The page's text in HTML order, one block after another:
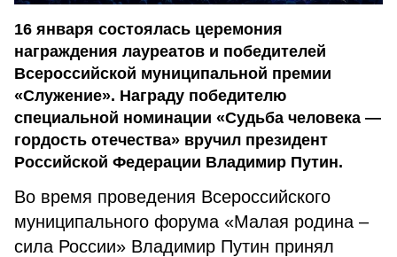
16 января состоялась церемония
награждения лауреатов и победителей
Всероссийской муниципальной премии
«Служение». Награду победителю
специальной номинации «Судьба человека —
гордость отечества» вручил президент
Российской Федерации Владимир Путин.
Во время проведения Всероссийского
муниципального форума «Малая родина –
сила России» Владимир Путин принял